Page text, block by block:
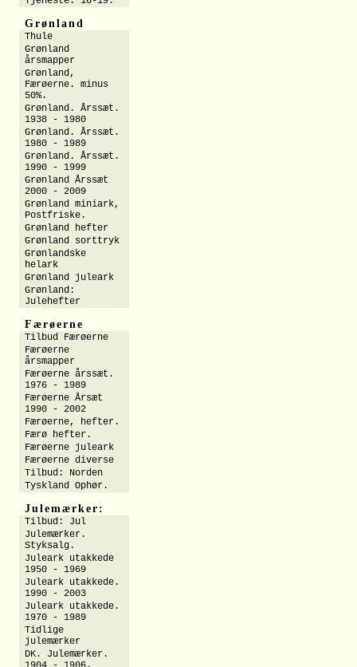
Grønland
Thule
Grønland
årsmapper
Grønland,
Færøerne. minus
50%.
Grønland. Årssæt.
1938 - 1980
Grønland. Årssæt.
1980 - 1989
Grønland. Årssæt.
1990 - 1999
Grønland Årssæt
2000 - 2009
Grønland miniark,
Postfriske.
Grønland hefter
Grønland sorttryk
Grønlandske
helark
Grønland juleark
Grønland:
Julehefter
Færøerne
Tilbud Færøerne
Færøerne
årsmapper
Færøerne årssæt.
1976 - 1989
Færøerne Årsæt
1990 - 2002
Færøerne, hefter.
Færø hefter.
Færøerne juleark
Færøerne diverse
Tilbud: Norden
Tyskland Ophør.
Julemærker:
Tilbud: Jul
Julemærker.
Styksalg.
Juleark utakkede
1950 - 1969
Juleark utakkede.
1990 - 2003
Juleark utakkede.
1970 - 1989
Tidlige
julemærker
DK. Julemærker.